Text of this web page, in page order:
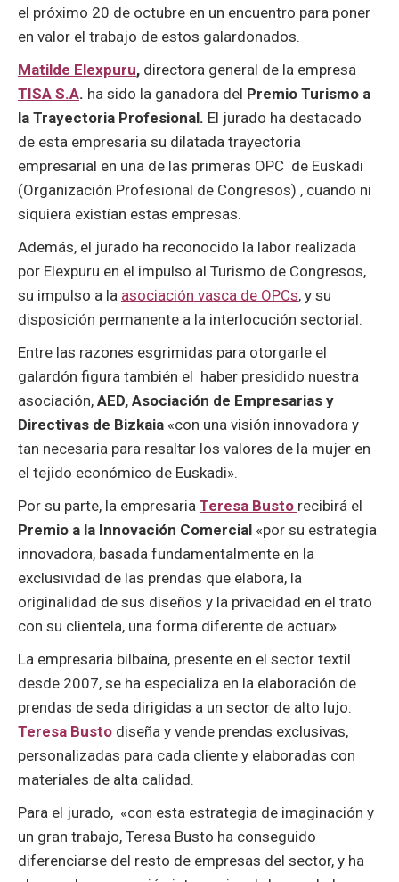
el próximo 20 de octubre en un encuentro para poner
en valor el trabajo de estos galardonados.
Matilde Elexpuru, directora general de la empresa
TISA S.A. ha sido la ganadora del Premio Turismo a
la Trayectoria Profesional. El jurado ha destacado
de esta empresaria su dilatada trayectoria
empresarial en una de las primeras OPC de Euskadi
(Organización Profesional de Congresos) , cuando ni
siquiera existían estas empresas.
Además, el jurado ha reconocido la labor realizada
por Elexpuru en el impulso al Turismo de Congresos,
su impulso a la asociación vasca de OPCs, y su
disposición permanente a la interlocución sectorial.
Entre las razones esgrimidas para otorgarle el
galardón figura también el haber presidido nuestra
asociación, AED, Asociación de Empresarias y
Directivas de Bizkaia «con una visión innovadora y
tan necesaria para resaltar los valores de la mujer en
el tejido económico de Euskadi».
Por su parte, la empresaria Teresa Busto recibirá el
Premio a la Innovación Comercial «por su estrategia
innovadora, basada fundamentalmente en la
exclusividad de las prendas que elabora, la
originalidad de sus diseños y la privacidad en el trato
con su clientela, una forma diferente de actuar».
La empresaria bilbaína, presente en el sector textil
desde 2007, se ha especializa en la elaboración de
prendas de seda dirigidas a un sector de alto lujo.
Teresa Busto diseña y vende prendas exclusivas,
personalizadas para cada cliente y elaboradas con
materiales de alta calidad.
Para el jurado, «con esta estrategia de imaginación y
un gran trabajo, Teresa Busto ha conseguido
diferenciarse del resto de empresas del sector, y ha